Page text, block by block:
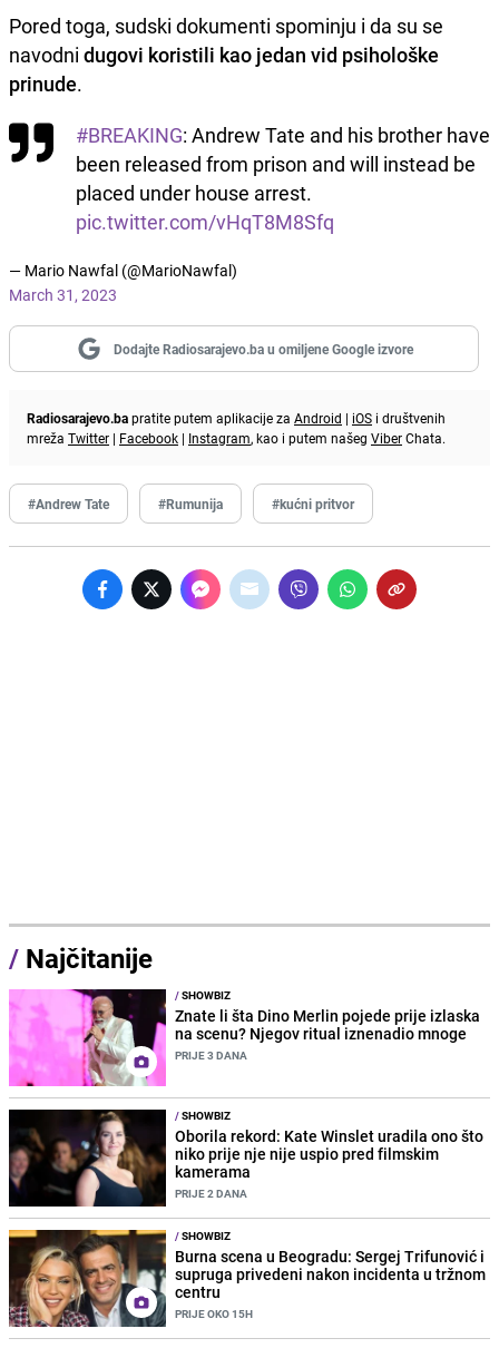
Pored toga, sudski dokumenti spominju i da su se
navodni dugovi koristili kao jedan vid psihološke
prinude.
#BREAKING: Andrew Tate and his brother have
been released from prison and will instead be
placed under house arrest.
pic.twitter.com/vHqT8M8Sfq
— Mario Nawfal (@MarioNawfal)
March 31, 2023
Dodajte Radiosarajevo.ba u omiljene Google izvore
Radiosarajevo.bapratite putem aplikacije za Android | iOS i društvenih
mreža Twitter | Facebook | Instagram, kao i putem našeg ViberChata.
#Andrew Tate #Rumunija #kućni pritvor
/ Najčitanije
/SHOWBIZ
Znate li šta Dino Merlin pojede prije izlaska
na scenu? Njegov ritual iznenadio mnoge
PRIJE 3 DANA
/SHOWBIZ
Oborila rekord: Kate Winslet uradila ono što
niko prije nje nije uspio pred filmskim
kamerama
PRIJE 2 DANA
/SHOWBIZ
Burna scena u Beogradu: Sergej Trifunović i
supruga privedeni nakon incidenta u tržnom
centru
PRIJE OKO 15H